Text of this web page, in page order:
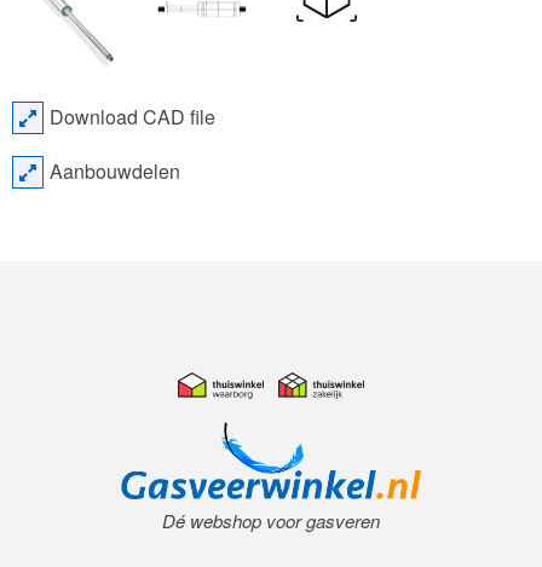
Download CAD file
Aanbouwdelen
Dé webshop voor gasveren